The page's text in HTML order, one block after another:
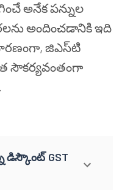
అనేక పన్నుల
అందించడానికి ఇది
జిఎస్‌టి
సౌకర్యవంతంగా
డిస్కౌంట్ GST